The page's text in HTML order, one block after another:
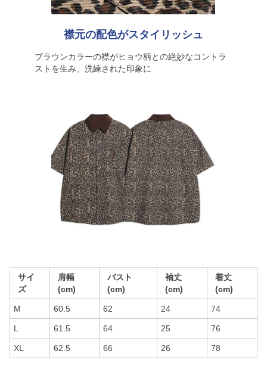
襟元の配色がスタイリッシュ
ブラウンカラーの襟がヒョウ柄との絶妙なコントラ
ストを生み、洗練された印象に
サイ
ズ
肩幅
(cm)
バスト
(cm)
袖丈
(cm)
着丈
(cm)
M 60.5 62 24 74
L 61.5 64 25 76
XL 62.5 66 26 78